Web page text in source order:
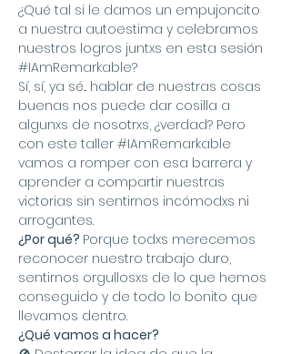
¿Qué tal si le damos un empujoncito
a nuestra autoestima y celebramos
nuestros logros juntxs en esta sesión
#IAmRemarkable?
Sí, sí, ya sé... hablar de nuestras cosas
buenas nos puede dar cosilla a
algunxs de nosotrxs, ¿verdad? Pero
con este taller #IAmRemarkable
vamos a romper con esa barrera y
aprender a compartir nuestras
victorias sin sentirnos incómodxs ni
arrogantes.
¿Por qué? Porque todxs merecemos
reconocer nuestro trabajo duro,
sentirnos orgullosxs de lo que hemos
conseguido y de todo lo bonito que
llevamos dentro.
¿Qué vamos a hacer?